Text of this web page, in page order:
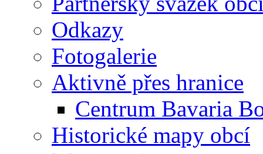
Odkazy
Fotogalerie
Aktivně přes hranice
Centrum Bavaria
Historické mapy obcí